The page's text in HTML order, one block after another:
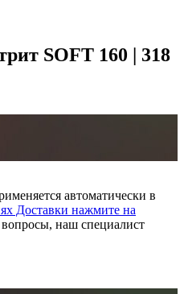
SOFT 160 | 318
автоматически в
Доставки нажмите на
наш специалист